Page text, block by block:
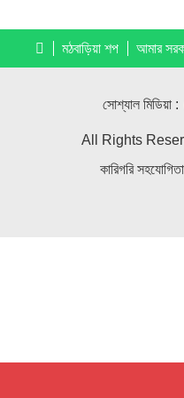
মঠবাড়িয়া শপ আমার
সোশ্যাল মিডিয়া :
All Rights
কারিগরি